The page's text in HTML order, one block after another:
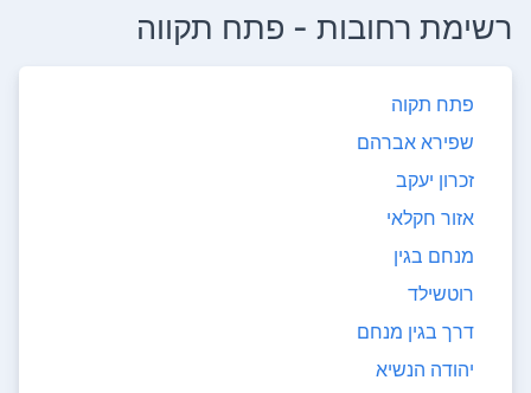
רשימת רחובות - פתח תקווה
פתח תקוה
שפירא אברהם
זכרון יעקב
אזור חקלאי
מנחם בגין
רוטשילד
דרך בגין מנחם
יהודה הנשיא